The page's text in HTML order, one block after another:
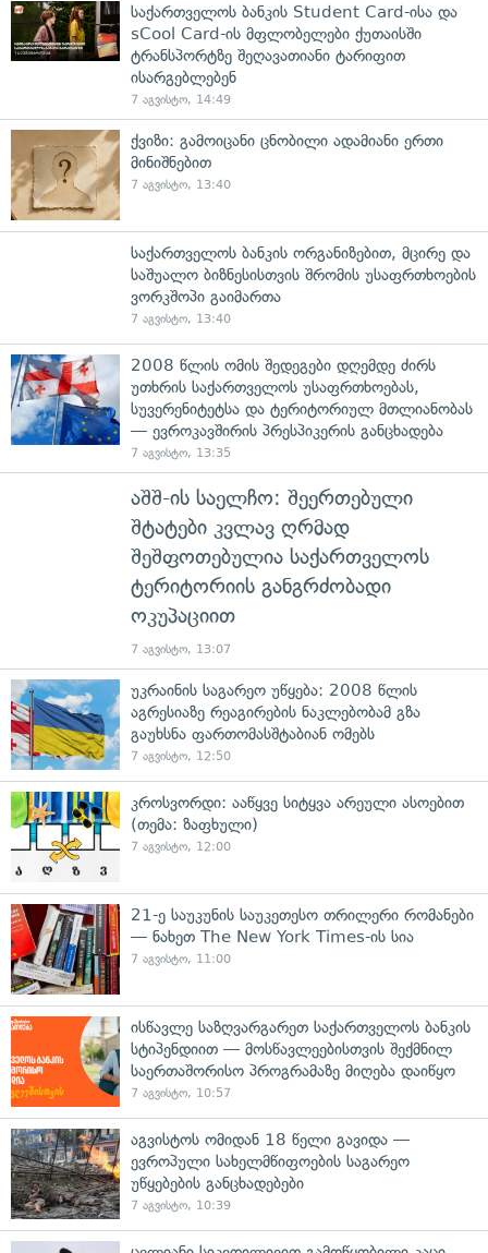
საქართველოს ბანკის Student Card-ისა და
sCool Card-ის მფლობელები ქუთაისში
ტრანსპორტზე შეღავათიანი ტარიფით
ისარგებლებენ
7 აგვისტო, 14:49
ქვიზი: გამოიცანი ცნობილი ადამიანი ერთი
მინიშნებით
7 აგვისტო, 13:40
საქართველოს ბანკის ორგანიზებით, მცირე და
საშუალო ბიზნესისთვის შრომის უსაფრთხოების
ვორკშოპი გაიმართა
7 აგვისტო, 13:40
2008 წლის ომის შედეგები დღემდე ძირს
უთხრის საქართველოს უსაფრთხოებას,
სუვერენიტეტსა და ტერიტორიულ მთლიანობას
— ევროკავშირის პრესპიკერის განცხადება
7 აგვისტო, 13:35
აშშ-ის საელჩო: შეერთებული
შტატები კვლავ ღრმად
შეშფოთებულია საქართველოს
ტერიტორიის განგრძობადი
ოკუპაციით
7 აგვისტო, 13:07
უკრაინის საგარეო უწყება: 2008 წლის
აგრესიაზე რეაგირების ნაკლებობამ გზა
გაუხსნა ფართომასშტაბიან ომებს
7 აგვისტო, 12:50
კროსვორდი: ააწყვე სიტყვა არეული ასოებით
(თემა: ზაფხული)
7 აგვისტო, 12:00
21-ე საუკუნის საუკეთესო თრილერი რომანები
— ნახეთ The New York Times-ის სია
7 აგვისტო, 11:00
ისწავლე საზღვარგარეთ საქართველოს ბანკის
სტიპენდიით — მოსწავლეებისთვის შექმნილ
საერთაშორისო პროგრამაზე მიღება დაიწყო
7 აგვისტო, 10:57
აგვისტოს ომიდან 18 წელი გავიდა —
ევროპული სახელმწიფოების საგარეო
უწყებების განცხადებები
7 აგვისტო, 10:39